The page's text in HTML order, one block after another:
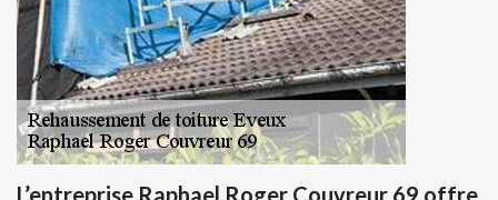
L’entreprise Raphael Roger Couvreur 69 offre